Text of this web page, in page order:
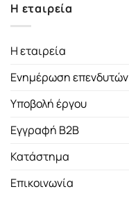
Η εταιρεία
Η εταιρεία
Ενημέρωση επενδυτών
Υποβολή έργου
Εγγραφή B2B
Κατάστημα
Επικοινωνία